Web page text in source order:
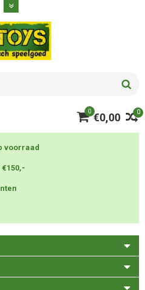
0
0 €0,00
voorraad